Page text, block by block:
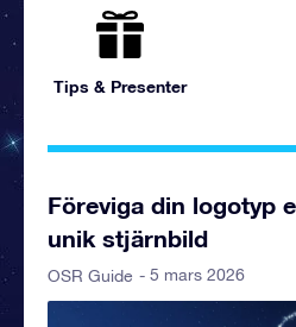
Tips & Presenter
Föreviga din logotyp
unik stjärnbild
OSR Guide - 5 mars 2026